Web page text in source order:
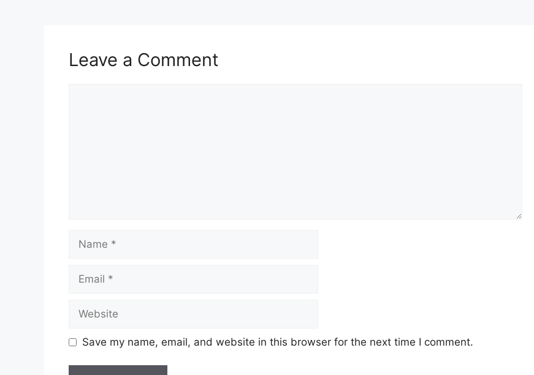
Leave a Comment
Save my name, email, and website in this browser for the next time I comment.